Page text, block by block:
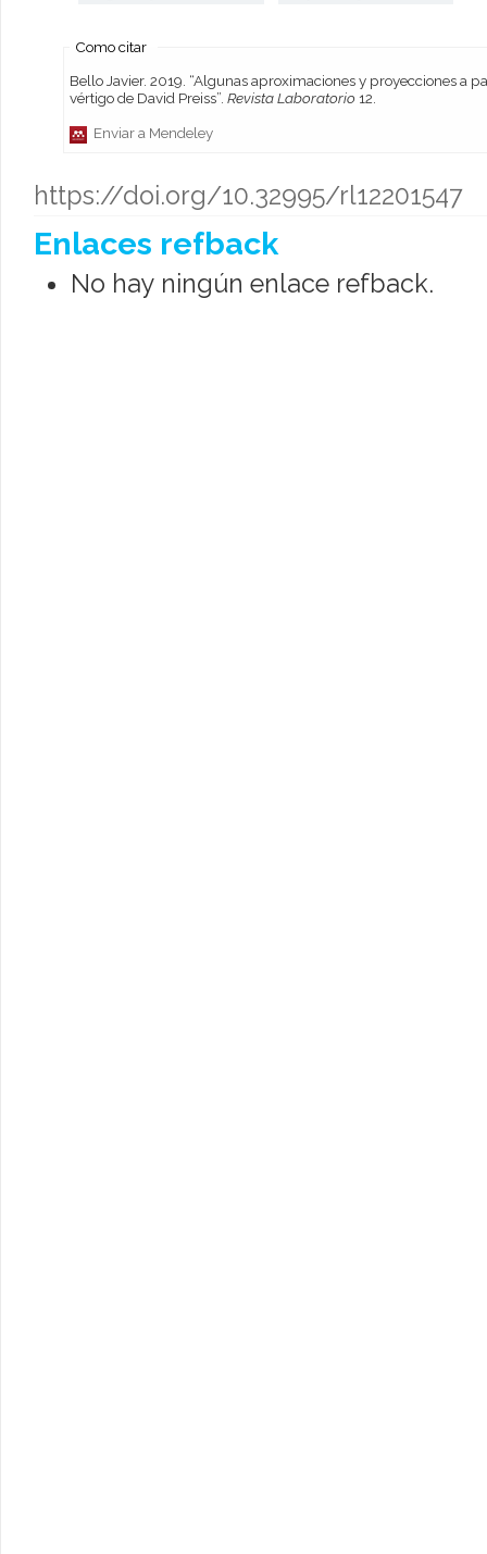
Como citar
Bello Javier. 2019. “Algunas aproximaciones y proyecciones a partir de la reedición de Señor del
vértigo de David Preiss”. Revista Laboratorio 12.
Enviar a Mendeley
https://doi.org/10.32995/rl12201547
Enlaces refback
No hay ningún enlace refback.